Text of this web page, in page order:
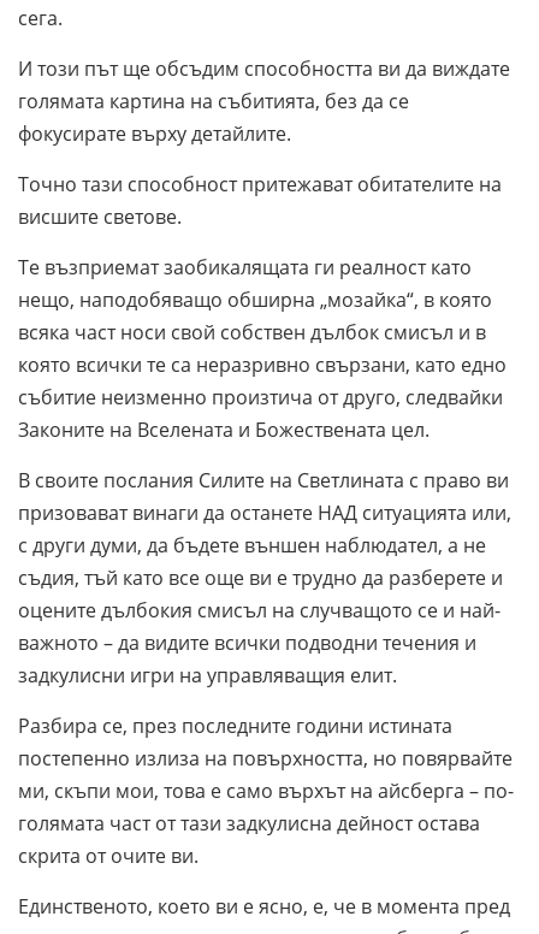
сега.
И този път ще обсъдим способността ви да виждате
голямата картина на събитията, без да се
фокусирате върху детайлите.
Точно тази способност притежават обитателите на
висшите светове.
Те възприемат заобикалящата ги реалност като
нещо, наподобяващо обширна „мозайка“, в която
всяка част носи свой собствен дълбок смисъл и в
която всички те са неразривно свързани, като едно
събитие неизменно произтича от друго, следвайки
Законите на Вселената и Божествената цел.
В своите послания Силите на Светлината с право ви
призовават винаги да останете НАД ситуацията или,
с други думи, да бъдете външен наблюдател, а не
съдия, тъй като все още ви е трудно да разберете и
оцените дълбокия смисъл на случващото се и най-
важното – да видите всички подводни течения и
задкулисни игри на управляващия елит.
Разбира се, през последните години истината
постепенно излиза на повърхността, но повярвайте
ми, скъпи мои, това е само върхът на айсберга – по-
голямата част от тази задкулисна дейност остава
скрита от очите ви.
Единственото, което ви е ясно, е, че в момента пред